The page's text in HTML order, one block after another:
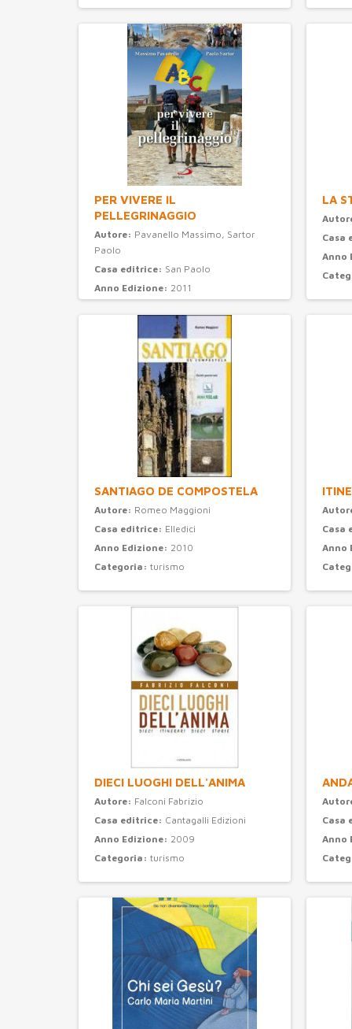
PER VIVERE IL
PELLEGRINAGGIO
Autore: Pavanello Massimo, Sartor
Paolo
Casa editrice: San Paolo
Anno Edizione: 2011
LA
Casa
Anno
SANTIAGO DE COMPOSTELA
Autore: Romeo Maggioni
Casa editrice: Elledici
Anno Edizione: 2010
Categoria: turismo
Casa
Anno
DIECI LUOGHI DELL'ANIMA
Autore: Falconi Fabrizio
Casa editrice: Cantagalli Edizioni
Anno Edizione: 2009
Categoria: turismo
Casa
Anno